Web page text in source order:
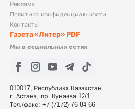
Реклама
Политика конфиденциальности
Контакты
Газета «Литер» PDF
Мы в социальных сетях
010017, Республика Казахстан
г. Астана, пр. Кунаева 12/1
Тел./факс: +7 (7172) 76 84 66